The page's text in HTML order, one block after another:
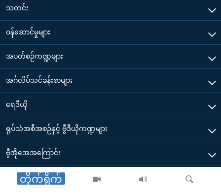
တိုက်ရိုက်
သတင်း
၀န်ဆောင်မှုများ
အပတ်စဉ်ကဏ္ဍများ
အင်္ဂလိပ်သင်ခန်းစာများ
ရေဒီယို
ရုပ်သံအစီအစဉ်နှင့် ဗွီဒီယိုကဏ္ဍများ
ဗွီအိုအေအကြောင်း
ဗွီအိုအေ မိုဘိုင်းလ်အက်ပ်များ ဒေါင်းလုတ်ယူရန်